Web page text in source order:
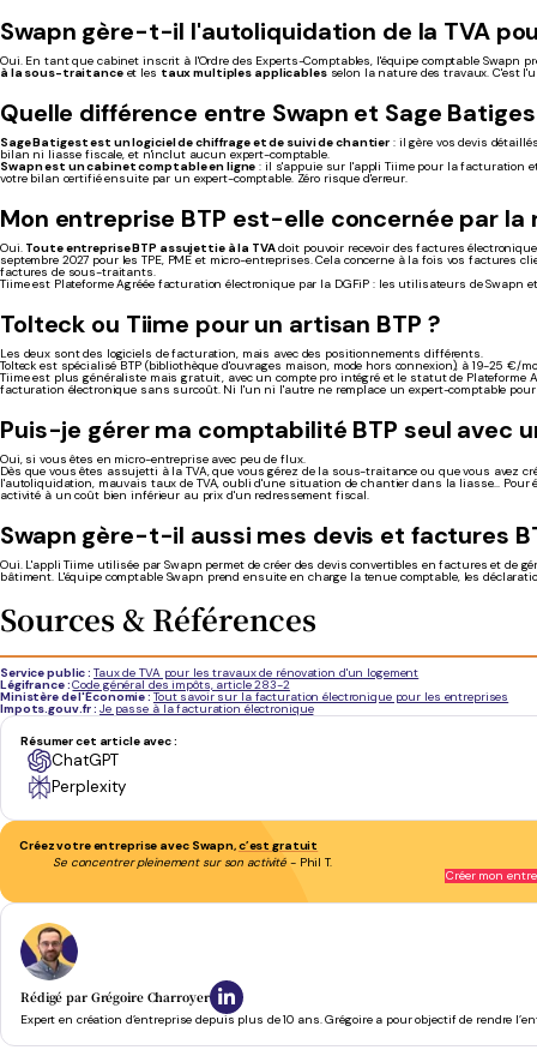
Swapn gère-t-il l'autoliquidation de la TVA
Oui. En tant que cabinet inscrit à l'Ordre des Experts-Comptables, l'équipe comptable Swapn
à la sous-traitanceet les taux multiples applicablesselon la nature des travaux. C'est
Quelle différence entre Swapn et Sage
Sage Batigest est un logiciel de chiffrage et de suivi de chantier : il gère vos devis
bilan ni liasse fiscale, et n'inclut aucun expert-comptable.
Swapn est un cabinet comptable en ligne : il s'appuie sur l'appli Tiime pour la facturation
votre bilan certifié ensuite par un expert-comptable. Zéro risque d'erreur.
Mon entreprise BTP est-elle concernée par
Oui. Toute entreprise BTP assujettie à la TVAdoit pouvoir recevoir des factures
septembre 2027 pour les TPE, PME et micro-entreprises. Cela concerne à la fois vos
factures de sous-traitants.
Tiime est Plateforme Agréée facturation électronique par la DGFiP : les utilisateurs de Swapn
Tolteck ou Tiime pour un artisan BTP ?
Les deux sont des logiciels de facturation, mais avec des positionnements différents.
Tolteck est spécialisé BTP (bibliothèque d'ouvrages maison, mode hors connexion), à 19-25 €/
Tiime est plus généraliste mais gratuit, avec un compte pro intégré et le statut de Plateforme
facturation électronique sans surcoût. Ni l'un ni l'autre ne remplace un expert-comptable
Puis-je gérer ma comptabilité BTP seul avec
Oui, si vous êtes en micro-entreprise avec peu de flux.
Dès que vous êtes assujetti à la TVA, que vous gérez de la sous-traitance ou que vous avez
l'autoliquidation, mauvais taux de TVA, oubli d'une situation de chantier dans la liasse...
activité à un coût bien inférieur au prix d'un redressement fiscal.
Swapn gère-t-il aussi mes devis et factures
Oui. L'appli Tiime utilisée par Swapn permet de créer des devis convertibles en factures et de
bâtiment. L'équipe comptable Swapn prend ensuite en charge la tenue comptable, les
Sources & Références
Service public: Taux de TVA pour les travaux de rénovation d'un logement
Légifrance:Code général des impôts, article 283-2
Ministère de l'Économie:Tout savoir sur la facturation électronique pour les entreprises
Impots.gouv.fr: Je passe à la facturation électronique
Résumer cet article avec :
ChatGPT
Perplexity
Créez votre entreprise avec Swapn,c’est gratuit
Se concentrer pleinement sur son activité - Phil T.
Créer mon
Rédigé par Grégoire Charroyer
Expert en création d’entreprise depuis plus de 10 ans. Grégoire a pour objectif de rendre